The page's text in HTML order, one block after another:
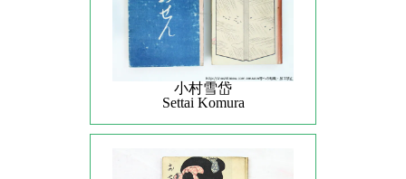
小村雪岱
Settai Komura